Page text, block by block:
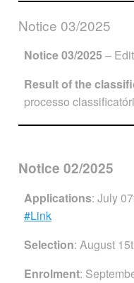
Notice 03/2025
Notice 03/2025 –
Result of the
processo
Notice 02/2025
Applications: July
#Link
Selection: August
Enrolment: